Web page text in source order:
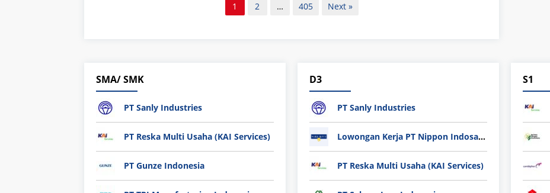
1 2 … 405 Next »
SMA/ SMK
PT Sanly Industries
PT Reska Multi Usaha (KAI Services)
PT Gunze Indonesia
D3
PT Sanly Industries
Lowongan Kerja PT Nippon Indosari Corpindo Tbk. Bulan Agustus 2026
PT Reska Multi Usaha (KAI Services)
S1